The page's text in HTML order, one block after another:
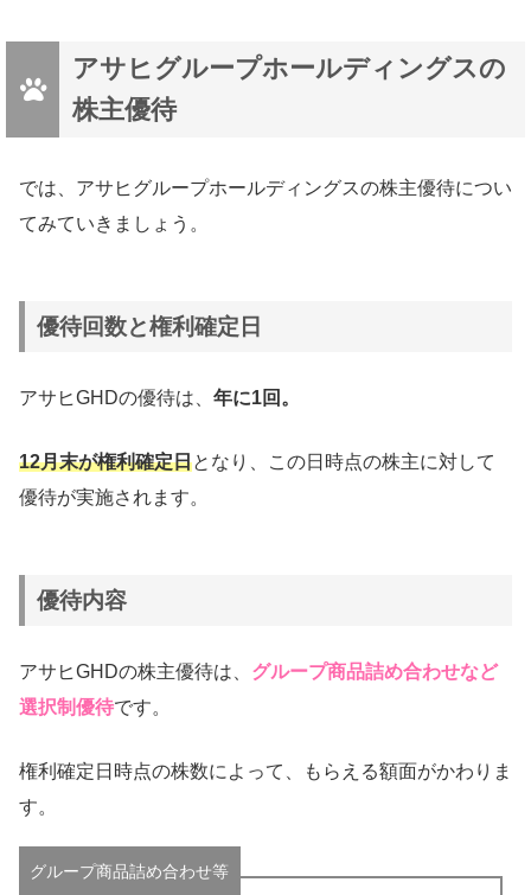
アサヒグループホールディングスの
株主優待
では、アサヒグループホールディングスの株主優待につい
てみていきましょう。
優待回数と権利確定日
アサヒGHDの優待は、 年に1回。
12月末が権利確定日となり、この日時点の株主に対して
優待が実施されます。
優待内容
アサヒGHDの株主優待は、 グループ商品詰め合わせなど
選択制優待です。
権利確定日時点の株数によって、もらえる額面がかわりま
す。
グループ商品詰め合わせ等